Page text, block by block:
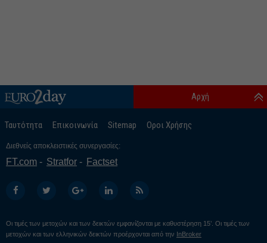
Ταυτότητα Επικοινωνία Sitemap Οροι Χρήσης
Αρχή
Διεθνείς αποκλειστικές συνεργασίες:
FT.com Stratfor Factset
Οι τιμές των μετοχών και των δεικτών εμφανίζονται με καθυστέρηση 15’. Οι τιμές των
μετοχών και των ελληνικών δεικτών προέρχονται από την InBroker